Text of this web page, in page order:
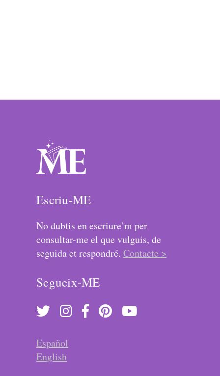
Escriu-ME
No dubtis en escriure’m per
consultar-me el que vulguis, de
seguida et respondré. Contacte >
Segueix-ME
Español
English